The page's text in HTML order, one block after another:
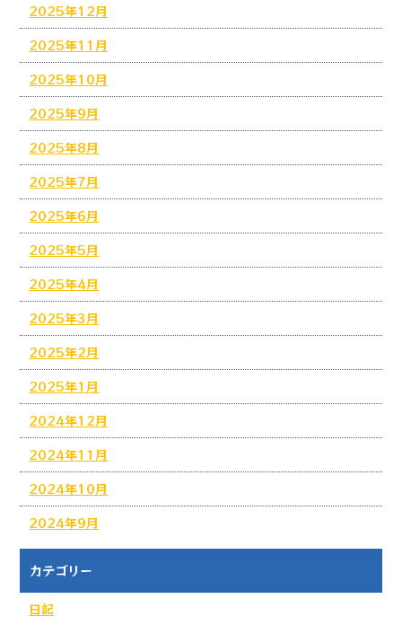
2025年12月
2025年11月
2025年10月
2025年9月
2025年8月
2025年7月
2025年6月
2025年5月
2025年4月
2025年3月
2025年2月
2025年1月
2024年12月
2024年11月
2024年10月
2024年9月
カテゴリー
日記